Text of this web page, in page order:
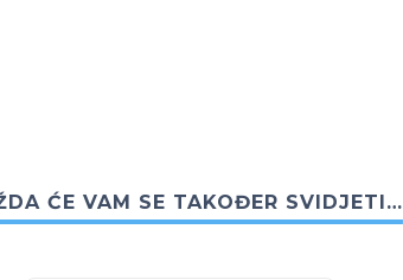
ĆE VAM SE TAKOĐER SVIDJETI…